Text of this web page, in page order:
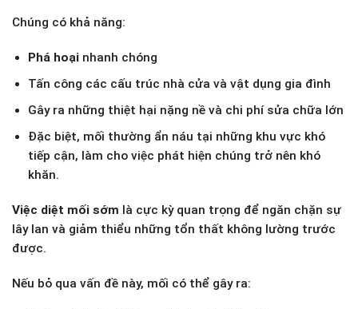
Chúng có khả năng:
Phá hoạinhanh chóng
Tấn công các cấu trúc nhà cửa và vật dụng gia đình
Gây ra những thiệt hại nặng nề và chi phí sửa chữa lớn
Đặc biệt, mối thường ẩn náu tại những khu vực khó
tiếp cận, làm cho việc phát hiện chúng trở nên khó
khăn.
Việc diệt mối sớm là cực kỳ quan trọng để ngăn chặn sự
lây lan và giảm thiểu những tổn thất không lường trước
được.
Nếu bỏ qua vấn đề này, mối có thể gây ra: